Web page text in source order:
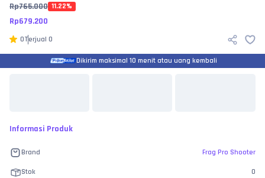
Rp765.000 11.22%
Rp679.200
0Terjual 0
Dikirim maksimal 10 menit atau uang kembali
Informasi Produk
Brand Frag Pro Shooter
Stok 0